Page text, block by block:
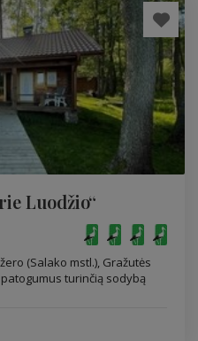
Luodžio“
(Salako mstl.), Gražutės
turinčią sodybą